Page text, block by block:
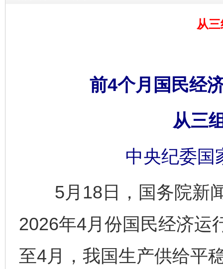
从
前4个月国民经
从三
中央纪委国
5月18日，国务院新闻
2026年4月份国民经济运
至4月，我国生产供给平